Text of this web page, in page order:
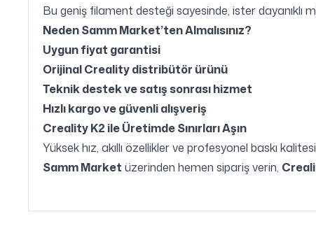
Bu geniş filament desteği sayesinde, ister
Neden Samm Market’ten Almalısınız?
Uygun fiyat garantisi
Orijinal Creality distribütör ürünü
Teknik destek ve satış sonrası hizmet
Hızlı kargo ve güvenli alışveriş
Creality K2 ile Üretimde Sınırları Aşın
Yüksek hız, akıllı özellikler ve profesyonel baskı
Samm Market üzerinden hemen sipariş verin,